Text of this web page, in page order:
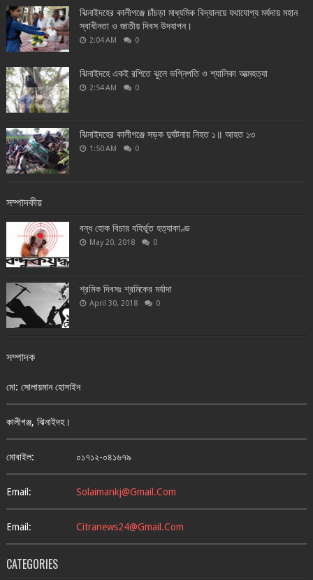
ঝিনাইদহের কালীগঞ্জে চাঁচড়া মাধ্যমিক বিদ্যালয়ে যথাযোগ্য মর্যদায় মহান
স্বাধীনতা ও জাতীয় দিবস উদযাপন।
2:04 AM 0
ঝিনাইদহে একই রশিতে ঝুলে ভগ্নিপতি ও শ্যালিকা আত্মহত্যা
2:54 AM 0
ঝিনাইদহের কালীগঞ্জে সড়ক দুর্ঘটনায় নিহত ১॥ আহত ১৩
1:50 AM 0
সম্পাদকীয়
বন্ধ হোক বিচার বহির্ভূত হত্যাকাণ্ড
May 20, 2018 0
শ্রমিক দিবসঃ শ্রমিকের মর্যাদা
April 30, 2018 0
সম্পাদক
মো: সোলায়মান হোসাইন
কালীগঞ্জ, ঝিনাইদহ।
মোবাইল: ০১৭১২-০৪১৬৭৯
Email: Solaimankj@gmail.com
Email: Citranews24@gmail.com
CATEGORIES